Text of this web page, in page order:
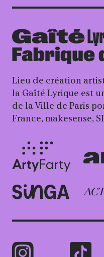
Lieu de création
la Gaîté Lyrique est
de la Ville de Paris
France, makesense,